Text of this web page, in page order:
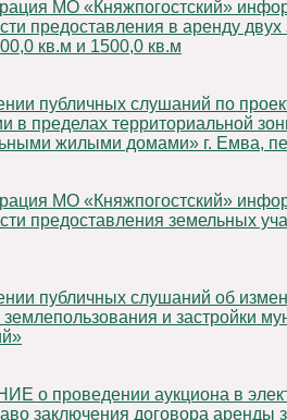
предоставления в аренду
кв.м и 1500,0 кв.м
в пределах территориальной
жилыми домами» г. Емва,
предоставления земельных
и застройки
заключения договора аренды